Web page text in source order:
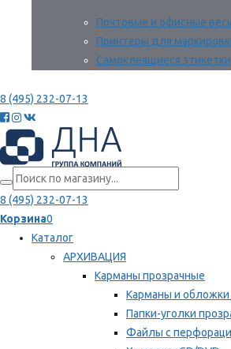
Почтовые и офисные
Принтеры для
Самоклеящиеся этикетки
8 (495) 232-07-13
8 (495) 232-07-13
Корзина0
Каталог
АРХИВАЦИЯ
Карманы прозрачные
Карманы и
Папки-уголки
Файлы с